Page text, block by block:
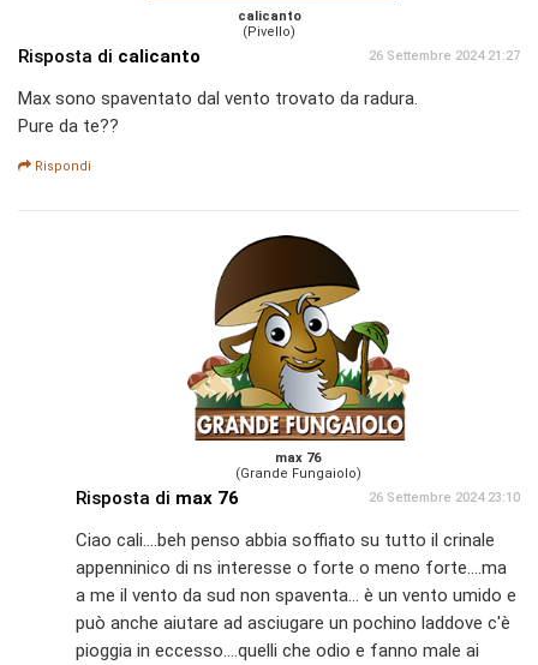
calicanto
(Pivello)
Risposta di calicanto 26 Settembre 2024 21:27
Max sono spaventato dal vento trovato da radura.
Pure da te??
Rispondi
max 76
(Grande Fungaiolo)
Risposta di max 76 26 Settembre 2024 23:10
Ciao cali....beh penso abbia soffiato su tutto il crinale
appenninico di ns interesse o forte o meno forte....ma
a me il vento da sud non spaventa... è un vento umido e
può anche aiutare ad asciugare un pochino laddove c'è
pioggia in eccesso....quelli che odio e fanno male ai